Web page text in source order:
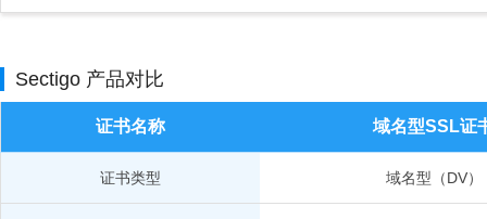
Sectigo 产品对比
证书名称 域名型SSL证
证书类型 域名型（DV）